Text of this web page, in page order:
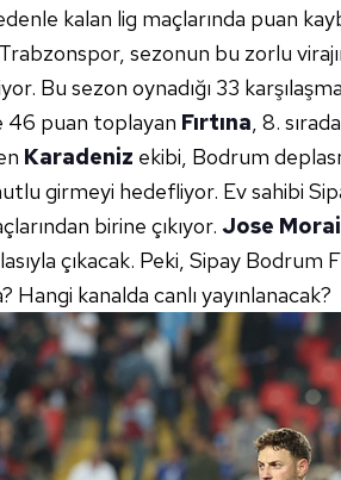
kalan lig maçlarında puan
sezonun bu zorlu
Bu sezon oynadığı 33
46 puan toplayan Fırtına, 8.
Karadeniz ekibi, Bodrum
girmeyi hedefliyor. Ev sahibi
birine çıkıyor. Jose
çıkacak. Peki, Sipay Bodrum
Hangi kanalda canlı yayınlanacak?